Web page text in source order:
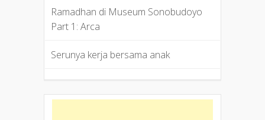
Ramadhan di Museum Sonobudoyo
Part 1: Arca
Serunya kerja bersama anak